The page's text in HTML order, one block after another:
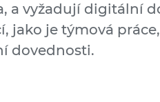
a vyžadují digitální
jako je týmová
dovednosti.